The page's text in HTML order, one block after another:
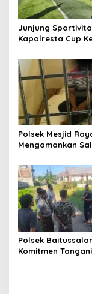
s
Junjung
Kapolresta Cup
Polsek Mesjid
Mengamankan
di Bukit Lamreh
Polsek
Komitmen